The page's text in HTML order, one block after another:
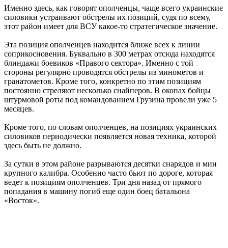
Именно здесь, как говорят ополченцы, чаще всего украинские
силовики устраивают обстрелы их позиций, судя по всему,
этот район имеет для ВСУ какое-то стратегическое значение.
Эта позиция ополченцев находится ближе всех к линии
соприкосновения. Буквально в 300 метрах отсюда находятся
блиндажи боевиков «Правого сектора». Именно с той
стороны регулярно проводятся обстрелы из минометов и
гранатометов. Кроме того, конкретно по этим позициям
постоянно стреляют несколько снайперов. В окопах бойцы
штурмовой роты под командованием Грузина провели уже 5
месяцев.
Кроме того, по словам ополченцев, на позициях украинских
силовиков периодически появляется новая техника, которой
здесь быть не должно.
За сутки в этом районе разрываются десятки снарядов и мин
крупного калибра. Особенно часто бьют по дороге, которая
ведет к позициям ополченцев. Три дня назад от прямого
попадания в машину погиб еще один боец батальона
«Восток».